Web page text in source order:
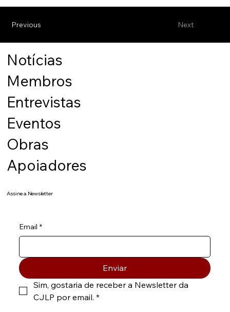
Next
Previous
Notícias
Membros
Entrevistas
Eventos
Obras
Apoiadores
Assine a Newsletter
Email *
Enviar
Sim, gostaria de receber a Newsletter da
CJLP por email. *